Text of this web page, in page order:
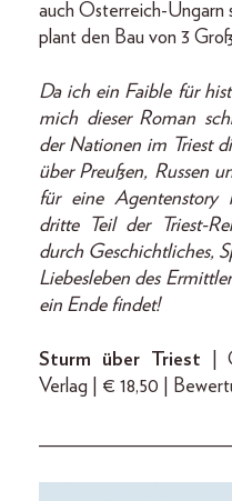
auch Österreich-Ungarn
plant den Bau von 3
Da ich ein Faible für
mich dieser Roman
der Nationen im Triest
über Preußen, Russen
für eine Agentenstory
dritte Teil der Triest-
durch Geschichtliches,
Liebesleben des
ein Ende findet!
Sturm über Triest |
Verlag | € 18,50 |